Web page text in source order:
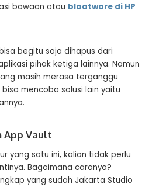
bawaan atau bloatware di HP
begitu saja dihapus dari
pihak ketiga lainnya. Namun
masih merasa terganggu
mencoba solusi lain yaitu
App Vault
yang satu ini, kalian tidak perlu
Bagaimana caranya?
yang sudah Jakarta Studio